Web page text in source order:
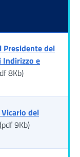
Presidente del
Indirizzo e
8Kb)
del
(pdf 9Kb)